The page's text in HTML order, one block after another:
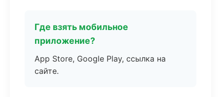
Где взять мобильное
приложение?
App Store, Google Play, ссылка на
сайте.